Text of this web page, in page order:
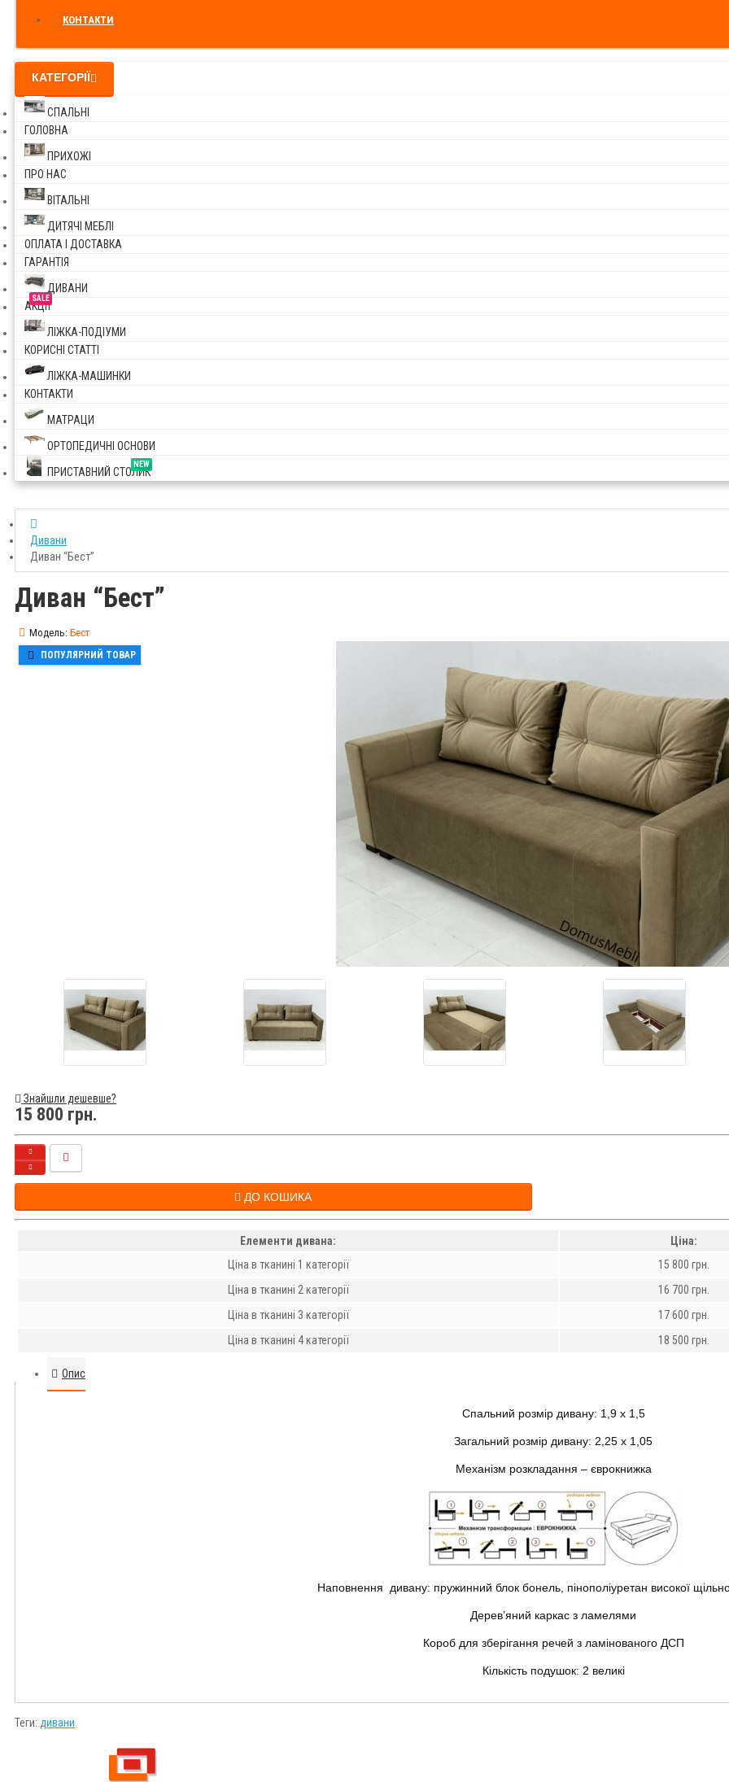
КОНТАКТИ
КАТЕГОРІЇ
СПАЛЬНІ
ГОЛОВНА
ПРИХОЖІ
ПРО НАС
ВІТАЛЬНІ
ДИТЯЧІ МЕБЛІ
ОПЛАТА І ДОСТАВКА
ГАРАНТІЯ
ДИВАНИ
SALE
АКЦІЇ
ЛІЖКА-ПОДІУМИ
КОРИСНІ СТАТТІ
ЛІЖКА-МАШИНКИ
КОНТАКТИ
МАТРАЦИ
ОРТОПЕДИЧНІ ОСНОВИ
NEW
ПРИСТАВНИЙ СТОЛИК
Дивани
Диван “Бест”
Диван “Бест”
Модель: Бест
ПОПУЛЯРНИЙ ТОВАР
Знайшли дешевше?
15 800 грн.
ДО КОШИКА
Елементи дивана:
Ціна:
Ціна в тканині 1 категорії
15 800 грн.
Ціна в тканині 2 категорії
16 700 грн.
Ціна в тканині 3 категорії
17 600 грн.
Ціна в тканині 4 категорії
18 500 грн.
Опис
Спальний розмір дивану: 1,9 х 1,5
Загальний розмір дивану: 2,25 х 1,05
Механізм розкладання – єврокнижка
Наповнення дивану: пружинний блок бонель, пінополіуретан високої
Дерев’яний каркас з ламелями
Короб для зберігання речей з ламінованого ДСП
Кількість подушок: 2 великі
Теги: дивани